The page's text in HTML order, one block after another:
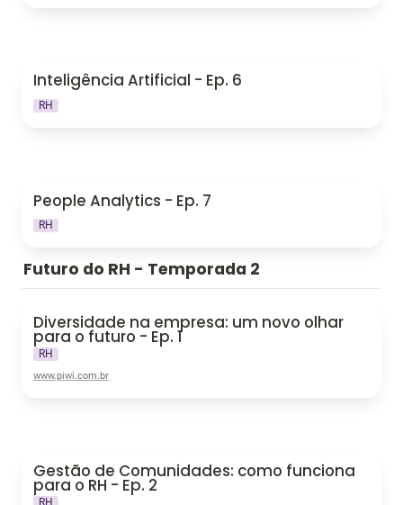
Inteligência Artificial - Ep. 6
RH
People Analytics - Ep. 7
RH
Futuro do RH - Temporada 2
Diversidade na empresa: um novo olhar
para o futuro - Ep. 1
RH
www.piwi.com.br
Gestão de Comunidades: como funciona
para o RH - Ep. 2